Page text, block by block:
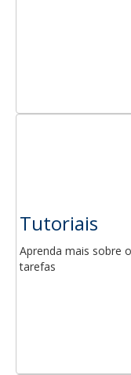
Tutoriais
Aprenda mais sobre
tarefas